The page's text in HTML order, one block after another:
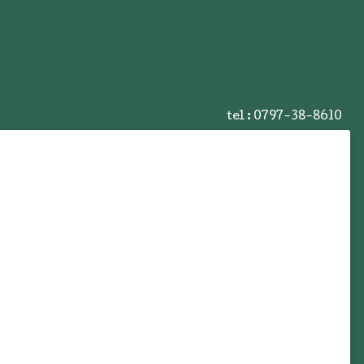
tel : 0797-38-8610